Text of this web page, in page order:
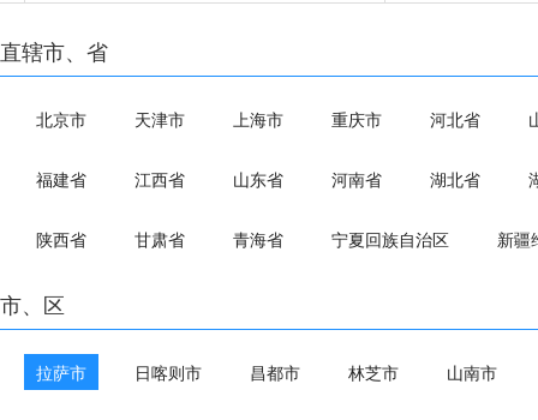
直辖市、省
北京市 天津市 上海市 重庆市 河北省
福建省 江西省 山东省 河南省 湖北省
陕西省 甘肃省 青海省 宁夏回族自治区 新疆
市、区
拉萨市 日喀则市 昌都市 林芝市 山南市